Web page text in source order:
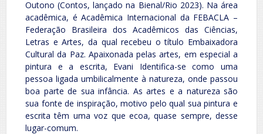
Outono (Contos, lançado na Bienal/Rio 2023). Na área
acadêmica, é Acadêmica Internacional da FEBACLA –
Federação Brasileira dos Acadêmicos das Ciências,
Letras e Artes, da qual recebeu o título Embaixadora
Cultural da Paz. Apaixonada pelas artes, em especial a
pintura e a escrita, Evani Identifica-se como uma
pessoa ligada umbilicalmente à natureza, onde passou
boa parte de sua infância. As artes e a natureza são
sua fonte de inspiração, motivo pelo qual sua pintura e
escrita têm uma voz que ecoa, quase sempre, desse
lugar-comum.